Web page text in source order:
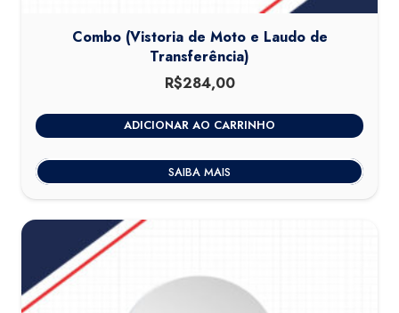
Combo (Vistoria de Moto e Laudo de
Transferência)
R$284,00
ADICIONAR AO CARRINHO
SAIBA MAIS